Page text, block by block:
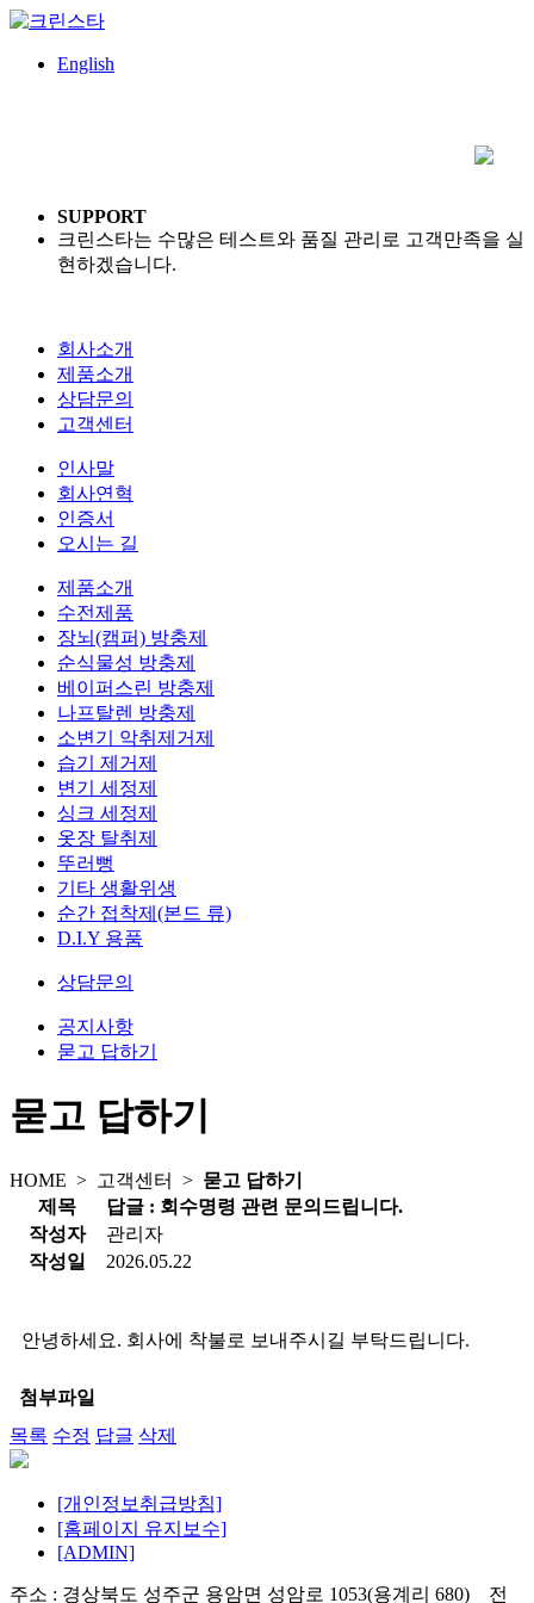
English
SUPPORT
크린스타는 수많은 테스트와 품질 관리로 고객만족을 실
현하겠습니다.
회사소개
제품소개
상담문의
고객센터
인사말
회사연혁
인증서
오시는 길
제품소개
수전제품
장뇌(캠퍼) 방충제
순식물성 방충제
베이퍼스린 방충제
나프탈렌 방충제
소변기 악취제거제
습기 제거제
변기 세정제
싱크 세정제
옷장 탈취제
뚜러뻥
기타 생활위생
순간 접착제(본드 류)
D.I.Y 용품
상담문의
공지사항
묻고 답하기
묻고 답하기
HOME > 고객센터 > 묻고 답하기
제목
답글 : 회수명령 관련 문의드립니다.
작성자
관리자
작성일
2026.05.22
안녕하세요. 회사에 착불로 보내주시길 부탁드립니다.
첨부파일
목록 수정 답글 삭제
[개인정보취급방침]
[홈페이지 유지보수]
[ADMIN]
주소 : 경상북도 성주군 용암면 성암로 1053(용계리 680) 전